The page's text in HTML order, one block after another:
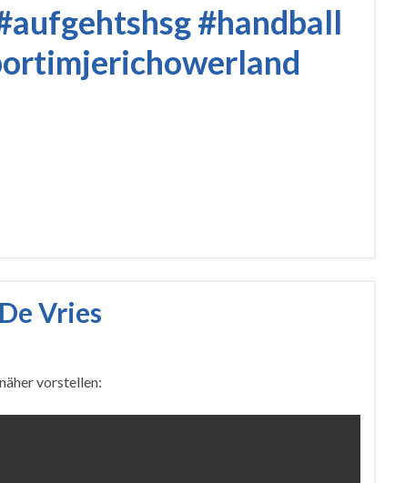
#handball
Vries
vorstellen: